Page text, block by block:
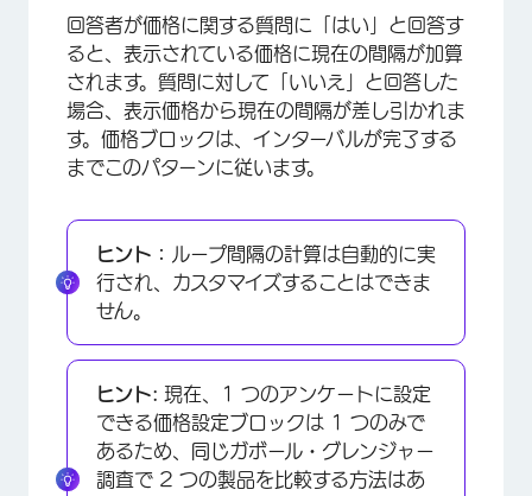
×
回答者が価格に関する質問に「はい」と回答す
ると、表示されている価格に現在の間隔が加算
されます。質問に対して「いいえ」と回答した
場合、表示価格から現在の間隔が差し引かれま
す。価格ブロックは、インターバルが完了する
までこのパターンに従います。
ヒント：
ループ間隔の計算は自動的に実
行され、カスタマイズすることはできま
せん。
ヒント: 現在、1 つのアンケートに設定
できる価格設定ブロックは 1 つのみで
あるため、同じガボール・グレンジャー
調査で 2 つの製品を比較する方法はあ